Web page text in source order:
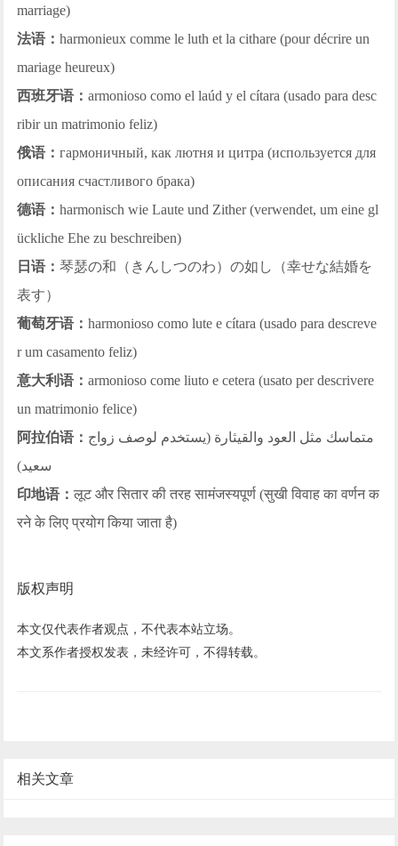
marriage)
法语：harmonieux comme le luth et la cithare (pour décrire un
mariage heureux)
西班牙语：armonioso como el laúd y el cítara (usado para desc
ribir un matrimonio feliz)
俄语：гармоничный, как лютня и цитра (используется для
описания счастливого брака)
德语：harmonisch wie Laute und Zither (verwendet, um eine gl
ückliche Ehe zu beschreiben)
日语：琴瑟の和（きんしつのわ）の如し（幸せな結婚を
表す）
葡萄牙语：harmonioso como lute e cítara (usado para descreve
r um casamento feliz)
意大利语：armonioso come liuto e cetera (usato per descrivere
un matrimonio felice)
阿拉伯语： متماسك مثل العود والقيثارة (يستخدم لوصف زواج
سعيد)
印地语：लूट और सितार की तरह सामंजस्यपूर्ण (सुखी विवाह का वर्णन क
रने के लिए प्रयोग किया जाता है)
版权声明
本文仅代表作者观点，不代表本站立场。
本文系作者授权发表，未经许可，不得转载。
相关文章